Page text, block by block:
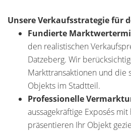
Unsere Verkaufsstrategie für
Fundierte
den realistischen
Datzeberg. Wir
Markttransaktionen und die
Objekts im Stadtteil.
Professionelle
aussagekräftige Exposés
präsentieren Ihr Objekt